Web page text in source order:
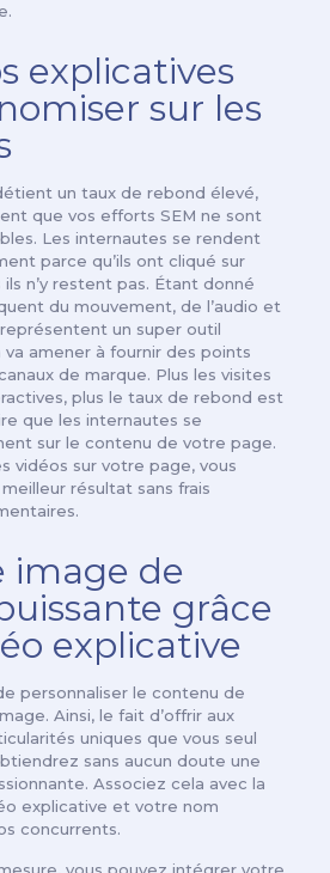
explicatives
sur les
un taux de rebond élevé,
que vos efforts SEM ne sont
Les internautes se rendent
parce qu’ils ont cliqué sur
n’y restent pas. Étant donné
du mouvement, de l’audio et
un super outil
va amener à fournir des points
de marque. Plus les visites
plus le taux de rebond est
que les internautes se
sur le contenu de votre page.
vidéos sur votre page, vous
résultat sans frais
image de
grâce
explicative
personnaliser le contenu de
Ainsi, le fait d’offrir aux
uniques que vous seul
sans aucun doute une
Associez cela avec la
explicative et votre nom
concurrents.